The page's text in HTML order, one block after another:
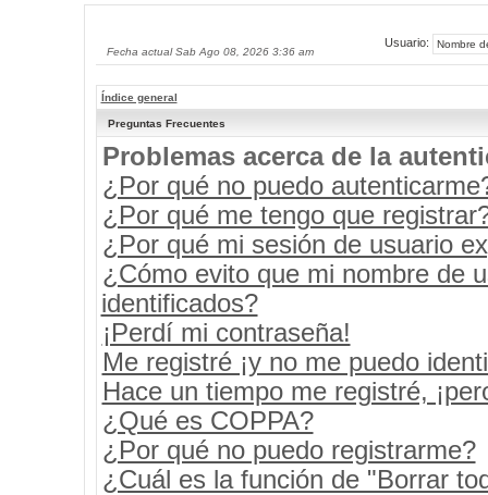
Fecha actual Sab Ago 08, 2026 3:36 am
Usuario:
Índice general
Preguntas Frecuentes
Problemas acerca de la
¿Por qué no puedo
¿Por qué me tengo que
¿Por qué mi sesión de usuario
¿Cómo evito que mi nombre de
identificados?
¡Perdí mi contraseña!
Me registré ¡y no me puedo
Hace un tiempo me registré,
¿Qué es COPPA?
¿Por qué no puedo registrarme?
¿Cuál es la función de "Borrar